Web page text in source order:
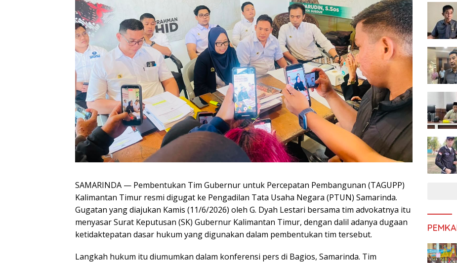
SAMARINDA — Pembentukan Tim Gubernur untuk Percepatan Pembangunan (TAGUPP)
Kalimantan Timur resmi digugat ke Pengadilan Tata Usaha Negara (PTUN) Samarinda.
Gugatan yang diajukan Kamis (11/6/2026) oleh G. Dyah Lestari bersama tim advokatnya itu
menyasar Surat Keputusan (SK) Gubernur Kalimantan Timur, dengan dalil adanya dugaan
ketidaktepatan dasar hukum yang digunakan dalam pembentukan tim tersebut.
Langkah hukum itu diumumkan dalam konferensi pers di Bagios, Samarinda. Tim